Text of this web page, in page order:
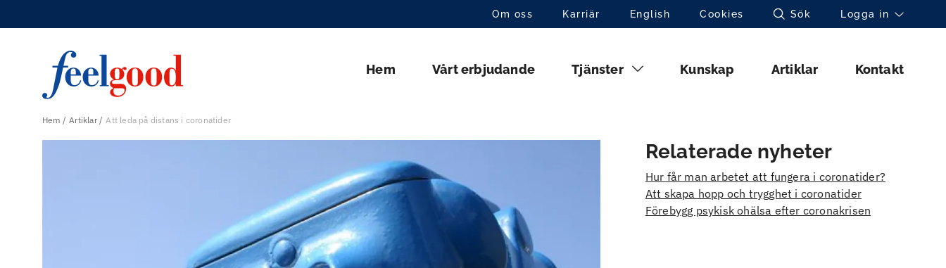
Toppnavigation (sv)
Om oss Karriär English Cookies Sök Logga in
Huvudmeny (sv)
Hem Vårt erbjudande Tjänster Kunskap Artiklar Kontakt
Hem Artiklar Att leda på distans i coronatider
Relaterade nyheter
Hur får man arbetet att fungera i coronatider?
Att skapa hopp och trygghet i coronatider
Förebygg psykisk ohälsa efter coronakrisen